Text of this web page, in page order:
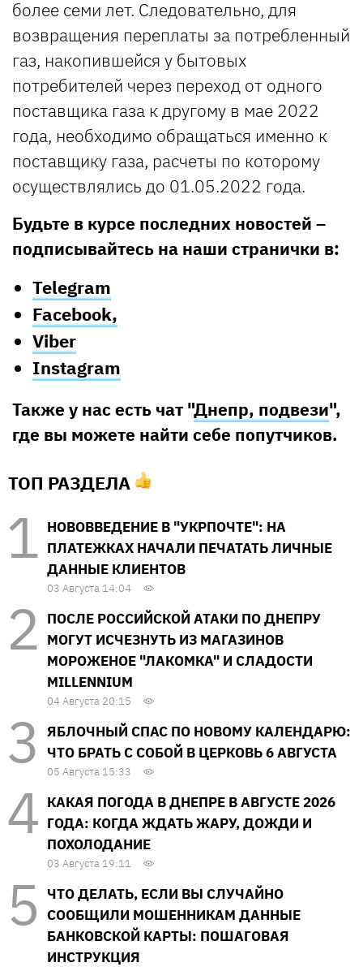
более семи лет. Следовательно, для
возвращения переплаты за потребленный
газ, накопившейся у бытовых
потребителей через переход от одного
поставщика газа к другому в мае 2022
года, необходимо обращаться именно к
поставщику газа, расчеты по которому
осуществлялись до 01.05.2022 года.
Будьте в курсе последних новостей –
подписывайтесь на наши странички в:
Telegram
Facebook,
Viber
Instagram
Также у нас есть чат "Днепр, подвези",
где вы можете найти себе попутчиков.
ТОП РАЗДЕЛА
НОВОВВЕДЕНИЕ В "УКРПОЧТЕ": НА
ПЛАТЕЖКАХ НАЧАЛИ ПЕЧАТАТЬ ЛИЧНЫЕ
ДАННЫЕ КЛИЕНТОВ
03 Августа 14:04
ПОСЛЕ РОССИЙСКОЙ АТАКИ ПО ДНЕПРУ
МОГУТ ИСЧЕЗНУТЬ ИЗ МАГАЗИНОВ
МОРОЖЕНОЕ "ЛАКОМКА" И СЛАДОСТИ
MILLENNIUM
04 Августа 20:15
ЯБЛОЧНЫЙ СПАС ПО НОВОМУ КАЛЕНДАРЮ:
ЧТО БРАТЬ С СОБОЙ В ЦЕРКОВЬ 6 АВГУСТА
05 Августа 15:33
КАКАЯ ПОГОДА В ДНЕПРЕ В АВГУСТЕ 2026
ГОДА: КОГДА ЖДАТЬ ЖАРУ, ДОЖДИ И
ПОХОЛОДАНИЕ
03 Августа 19:11
ЧТО ДЕЛАТЬ, ЕСЛИ ВЫ СЛУЧАЙНО
СООБЩИЛИ МОШЕННИКАМ ДАННЫЕ
БАНКОВСКОЙ КАРТЫ: ПОШАГОВАЯ
ИНСТРУКЦИЯ